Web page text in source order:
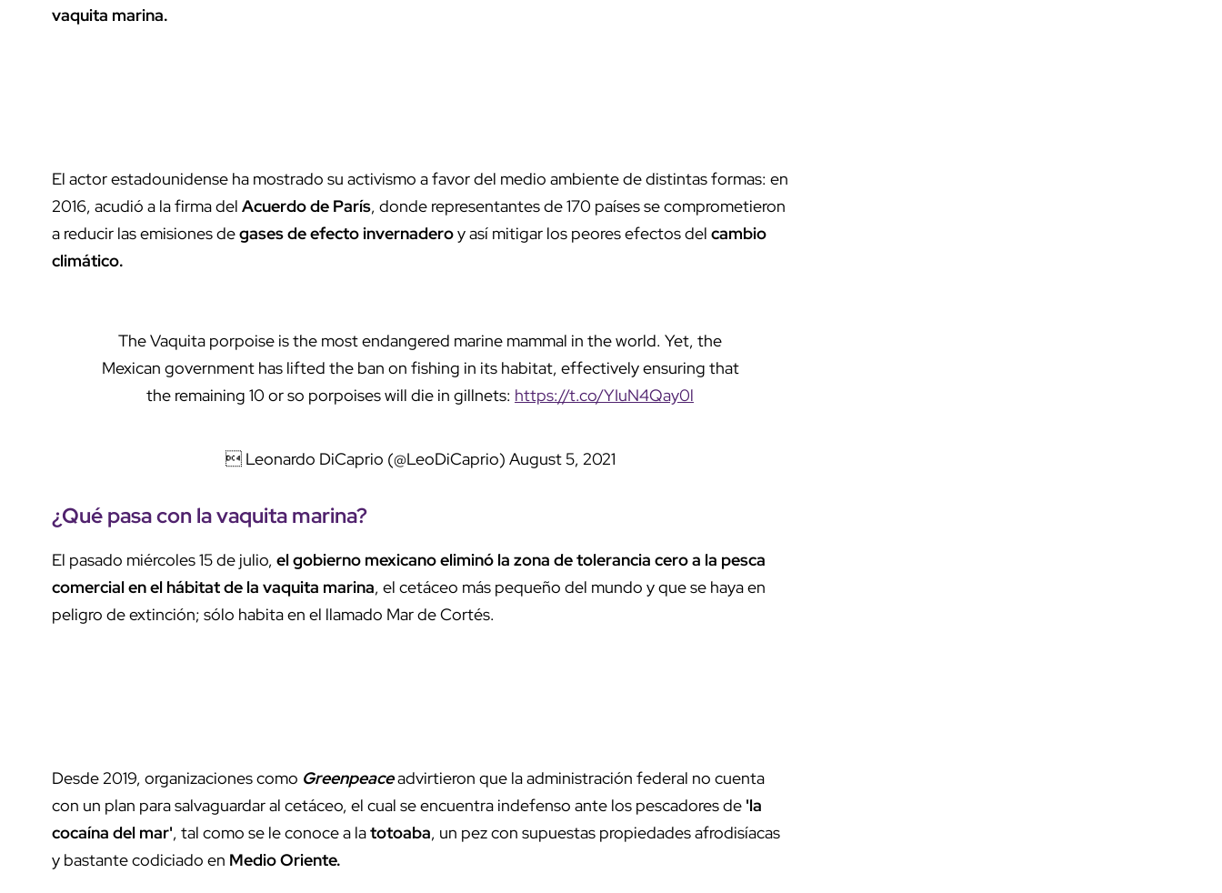
vaquita marina.
El actor estadounidense ha mostrado su activismo a favor del medio ambiente de distintas formas: en
2016, acudió a la firma del Acuerdo de París, donde representantes de 170 países se comprometieron
a reducir las emisiones degases de efecto invernaderoy así mitigar los peores efectos del cambio
climático.
The Vaquita porpoise is the most endangered marine mammal in the world. Yet, the
Mexican government has lifted the ban on fishing in its habitat, effectively ensuring that
the remaining 10 or so porpoises will die in gillnets: https://t.co/YIuN4Qay0l
 Leonardo DiCaprio (@LeoDiCaprio) August 5, 2021
¿Qué pasa con la vaquita marina?
El pasado miércoles 15 de julio, el gobierno mexicano eliminó la zona de tolerancia cero a la pesca
comercial en el hábitat de la vaquita marina, el cetáceo más pequeño del mundo y que se haya en
peligro de extinción; sólo habita en el llamado Mar de Cortés.
Desde 2019, organizaciones como Greenpeaceadvirtieron que la administración federal no cuenta
con un plan para salvaguardar al cetáceo, el cual se encuentra indefenso ante los pescadores de 'la
cocaína del mar', tal como se le conoce a latotoaba, un pez con supuestas propiedades afrodisíacas
y bastante codiciado en Medio Oriente.